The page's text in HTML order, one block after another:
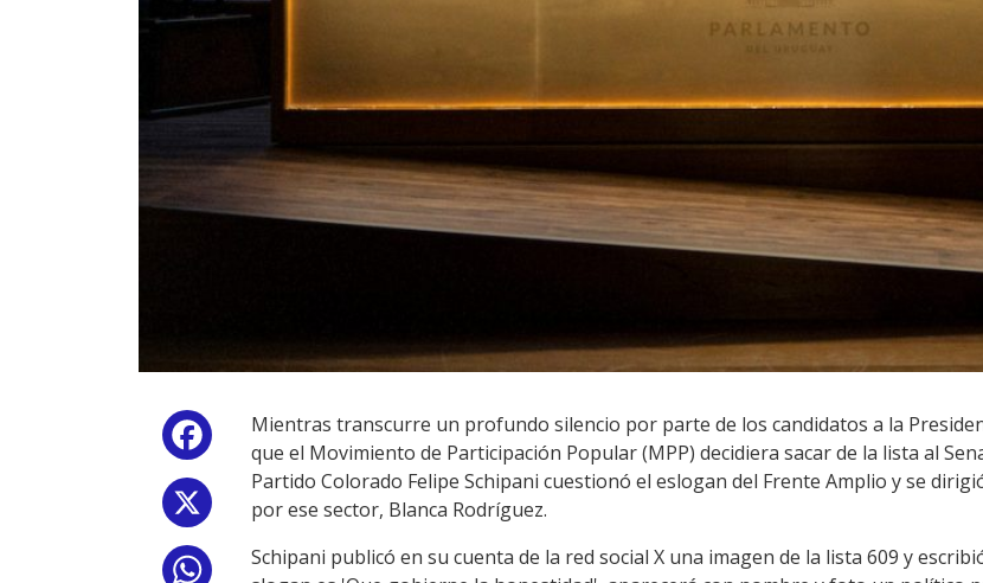
Facebook
WhatsApp
Mientras transcurre un profundo silencio por parte de los candidatos a la
que el Movimiento de Participación Popular (MPP) decidiera sacar de la lista al
Partido Colorado Felipe Schipani cuestionó el eslogan del Frente Amplio y se
por ese sector, Blanca Rodríguez.
Schipani publicó en su cuenta de la red social X una imagen de la lista 609 y